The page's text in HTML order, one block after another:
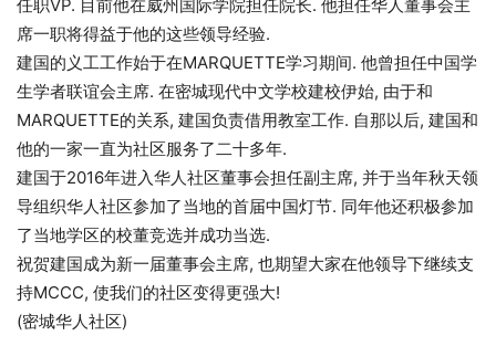
任职VP. 目前他在威州国际学院担任院长. 他担任华人董事会主
席一职将得益于他的这些领导经验.
建国的义工工作始于在MARQUETTE学习期间. 他曾担任中国学
生学者联谊会主席. 在密城现代中文学校建校伊始, 由于和
MARQUETTE的关系, 建国负责借用教室工作. 自那以后, 建国和
他的一家一直为社区服务了二十多年.
建国于2016年进入华人社区董事会担任副主席, 并于当年秋天领
导组织华人社区参加了当地的首届中国灯节. 同年他还积极参加
了当地学区的校董竞选并成功当选.
祝贺建国成为新一届董事会主席, 也期望大家在他领导下继续支
持MCCC, 使我们的社区变得更强大!
(密城华人社区)